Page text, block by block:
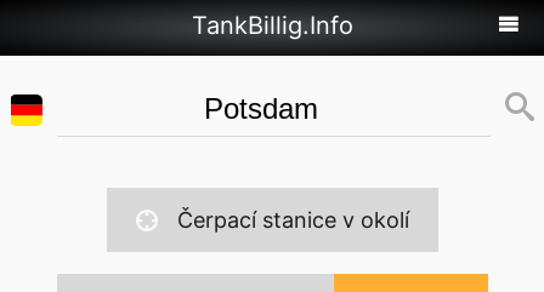
TankBillig.Info
Čerpací stanice v okolí